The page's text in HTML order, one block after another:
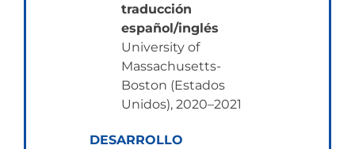
traducción
español/inglés
University of
Massachusetts-
Boston (Estados
Unidos), 2020–2021
DESARROLLO